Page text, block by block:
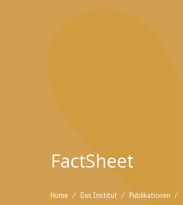
FactSheet
Home / Das Institut / Publikationen /